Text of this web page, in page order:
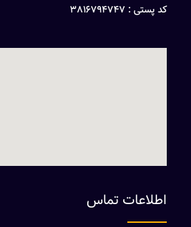
کد پستی : 3816794747
اطلاعات تماس